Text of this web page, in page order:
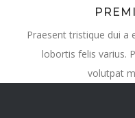
Praesent tristique dui a
lobortis felis varius.
volutpat